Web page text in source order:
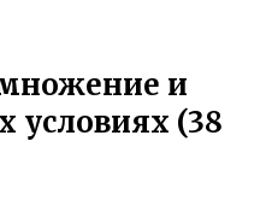
и
условиях (38